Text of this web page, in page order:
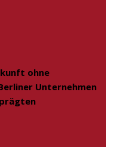
ohne
Unternehmen